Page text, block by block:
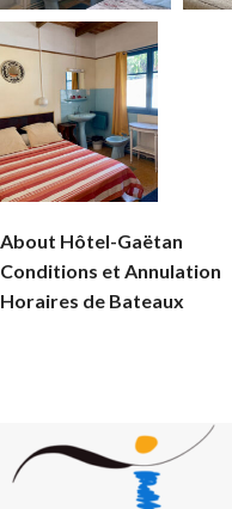
About Hôtel-Gaëtan
Conditions et Annulation
Horaires de Bateaux